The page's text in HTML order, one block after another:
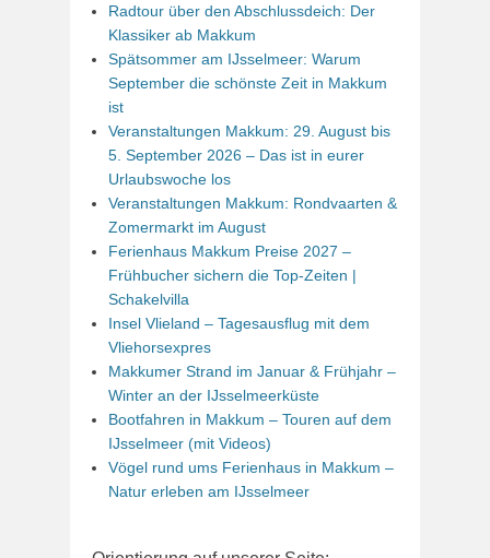
Radtour über den Abschlussdeich: Der
Klassiker ab Makkum
Spätsommer am IJsselmeer: Warum
September die schönste Zeit in Makkum
ist
Veranstaltungen Makkum: 29. August bis
5. September 2026 – Das ist in eurer
Urlaubswoche los
Veranstaltungen Makkum: Rondvaarten &
Zomermarkt im August
Ferienhaus Makkum Preise 2027 –
Frühbucher sichern die Top-Zeiten |
Schakelvilla
Insel Vlieland – Tagesausflug mit dem
Vliehorsexpres
Makkumer Strand im Januar & Frühjahr –
Winter an der IJsselmeerküste
Bootfahren in Makkum – Touren auf dem
IJsselmeer (mit Videos)
Vögel rund ums Ferienhaus in Makkum –
Natur erleben am IJsselmeer